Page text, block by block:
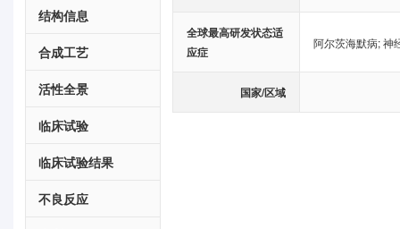
结构信息
合成工艺
活性全景
临床试验
临床试验结果
不良反应
全球最高研发状态适
应症
阿尔茨海默病;神
国家/区域